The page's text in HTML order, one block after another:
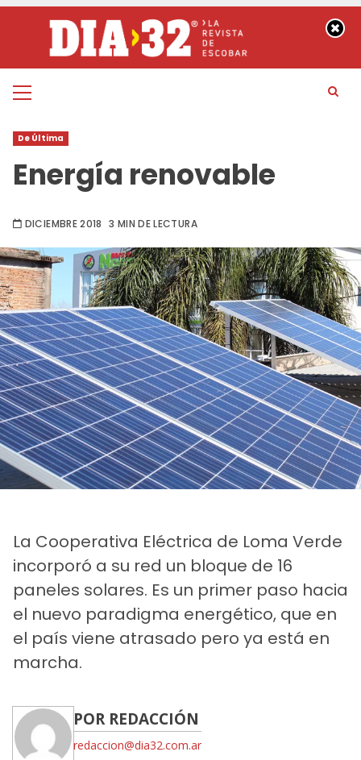
contenido
Menú
De Última
Energía renovable
DICIEMBRE 2018 3 MIN DE LECTURA
La Cooperativa Eléctrica de Loma Verde
incorporó a su red un bloque de 16
paneles solares. Es un primer paso hacia
el nuevo paradigma energético, que en
el país viene atrasado pero ya está en
marcha.
POR REDACCIÓN
redaccion@dia32.com.ar